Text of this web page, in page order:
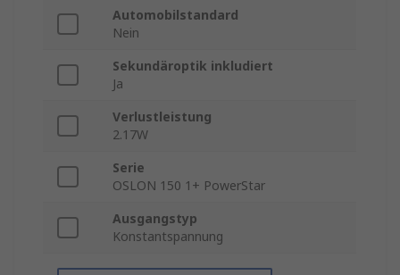
Automobilstandard
Nein
Sekundäroptik inkludiert
Ja
Verlustleistung
2.17W
Serie
OSLON 150 1+ PowerStar
Ausgangstyp
Konstantspannung